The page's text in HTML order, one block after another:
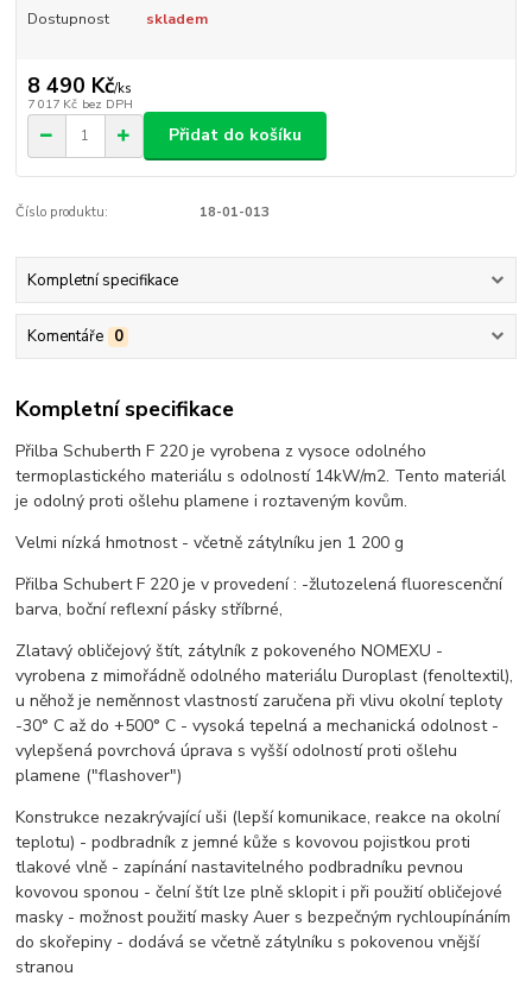
Dostupnost skladem
8 490 Kč/ks
7 017 Kč bez DPH
Přidat do košíku
Číslo produktu: 18-01-013
Kompletní specifikace
Komentáře 0
Kompletní specifikace
Přilba Schuberth F 220 je vyrobena z vysoce odolného
termoplastického materiálu s odolností 14kW/m2. Tento materiál
je odolný proti ošlehu plamene i roztaveným kovům.
Velmi nízká hmotnost - včetně zátylníku jen 1 200 g
Přilba Schubert F 220 je v provedení : -žlutozelená fluorescenční
barva, boční reflexní pásky stříbrné,
Zlatavý obličejový štít, zátylník z pokoveného NOMEXU -
vyrobena z mimořádně odolného materiálu Duroplast (fenoltextil),
u něhož je neměnnost vlastností zaručena při vlivu okolní teploty
-30° C až do +500° C - vysoká tepelná a mechanická odolnost -
vylepšená povrchová úprava s vyšší odolností proti ošlehu
plamene ("flashover")
Konstrukce nezakrývající uši (lepší komunikace, reakce na okolní
teplotu) - podbradník z jemné kůže s kovovou pojistkou proti
tlakové vlně - zapínání nastavitelného podbradníku pevnou
kovovou sponou - čelní štít lze plně sklopit i při použití obličejové
masky - možnost použití masky Auer s bezpečným rychloupínáním
do skořepiny - dodává se včetně zátylníku s pokovenou vnější
stranou